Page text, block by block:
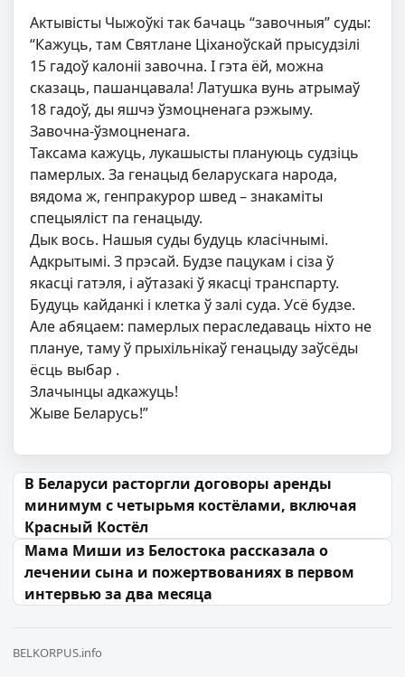
Актывісты Чыжоўкі так бачаць “завочныя” суды:
“Кажуць, там Святлане Ціханоўскай прысудзілі
15 гадоў калоніі завочна. І гэта ёй, можна
сказаць, пашанцавала! Латушка вунь атрымаў
18 гадоў, ды яшчэ ўзмоцненага рэжыму.
Завочна-ўзмоцненага.
Таксама кажуць, лукашысты плануюць судзіць
памерлых. За генацыд беларускага народа,
вядома ж, генпракурор швед – знакаміты
спецыяліст па генацыду.
Дык вось. Нашыя суды будуць класічнымі.
Адкрытымі. З прэсай. Будзе пацукам і сіза ў
якасці гатэля, і аўтазакі ў якасці транспарту.
Будуць кайданкі і клетка ў залі суда. Усё будзе.
Але абяцаем: памерлых пераследаваць ніхто не
плануе, таму ў прыхільнікаў генацыду заўсёды
ёсць выбар .
Злачынцы адкажуць!
Жыве Беларусь!”
Навігацыя па запісах
В Беларуси расторгли договоры аренды
минимум с четырьмя костёлами, включая
Красный Костёл
Мама Миши из Белостока рассказала о
лечении сына и пожертвованиях в первом
интервью за два месяца
BELKORPUS.info